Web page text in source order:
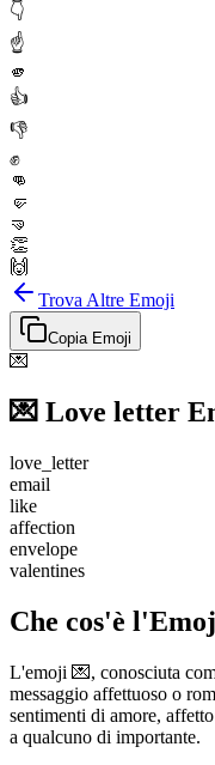
👇
☝️
🫵
👍
👎
✊
👊
🤛
🤜
👏
🙌
Trova Altre Emoji
Copia Emoji
💌
💌 Love letter
love_letter
email
like
affection
envelope
valentines
Che cos'è
L'emoji 💌, conosciuta
messaggio affettuoso o
sentimenti di amore,
a qualcuno di importante.